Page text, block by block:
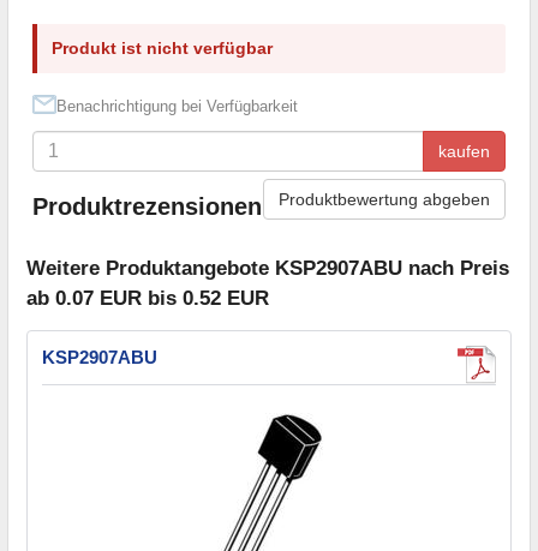
Produkt ist nicht verfügbar
Benachrichtigung bei Verfügbarkeit
kaufen
Produktrezensionen Produktbewertung abgeben
Weitere Produktangebote KSP2907ABU nach Preis
ab 0.07 EUR bis 0.52 EUR
KSP2907ABU